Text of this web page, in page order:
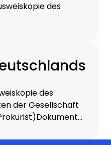
des
des
der Gesellschaft